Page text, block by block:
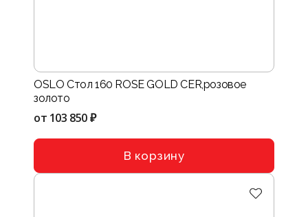
OSLO Стол 160 ROSE GOLD CER,розовое
золото
от 103 850 ₽
В корзину